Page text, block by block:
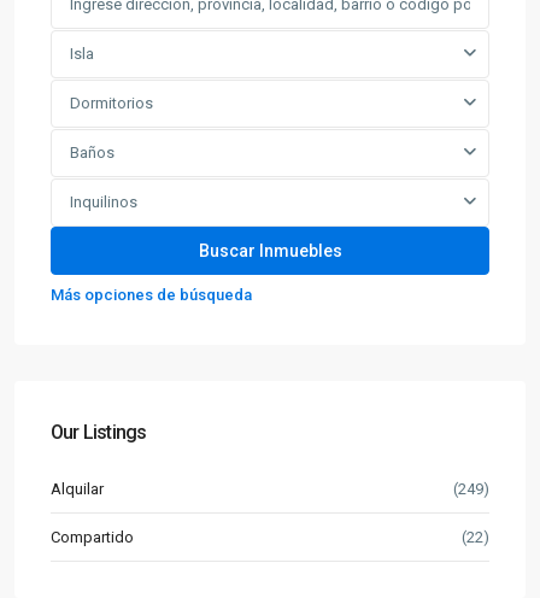
Isla
Dormitorios
Baños
Inquilinos
Más opciones de búsqueda
Our Listings
Alquilar (249)
Compartido (22)